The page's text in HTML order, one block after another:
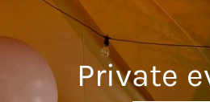
Private